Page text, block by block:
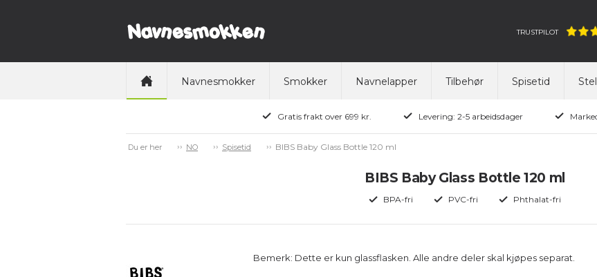
TRUSTPILOT
Navnesmokker Smokker Navnelapper Tilbehør Spisetid
Gratis frakt over 699 kr. Levering: 2-5 arbeidsdager
Du er her NO Spisetid BIBS Baby Glass Bottle 120 ml
BIBS Baby Glass Bottle 120 ml
BPA-fri PVC-fri Phthalat-fri
Bemerk: Dette er kun glassflasken. Alle andre deler skal kjøpes separat.